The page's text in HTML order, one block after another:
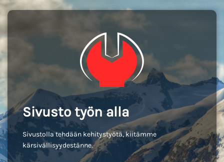
Sivusto työn alla
Sivustolla tehdään kehitystyötä, kiitämme
kärsivällisyydestänne.